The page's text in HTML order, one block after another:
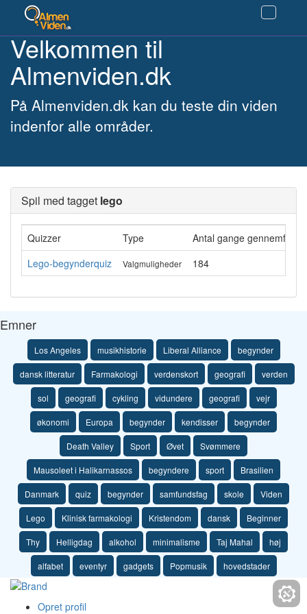
Velkommen til
Almenviden.dk
På Almenviden.dk kan du teste din viden
indenfor alle områder.
Spil med tagget lego
Quizzer Type
Antal gange gennemført
Lego-begynderquiz
Valgmuligheder 184
Emner
Los Angeles musikhistorie Liberal Alliance begynder
dansk litteratur Farmakologi verdenskort geografi verden
sol geografi cykling vidundere geografi vejr
økonomi Europa begynder kendisser begynder
Death Valley Sport Øvet Svømmere
Mausoleet i Halikarnassos begyndere sport Brasilien
Danmark quiz begynder samfundsfag skole Viden
Lego Klinisk farmakologi Kristendom dansk Beginner
Thy Helligdag alkohol minimalisme Taj Mahal høj
alfabet eventyr gadgets Popmusik hovedstader
Opret profil